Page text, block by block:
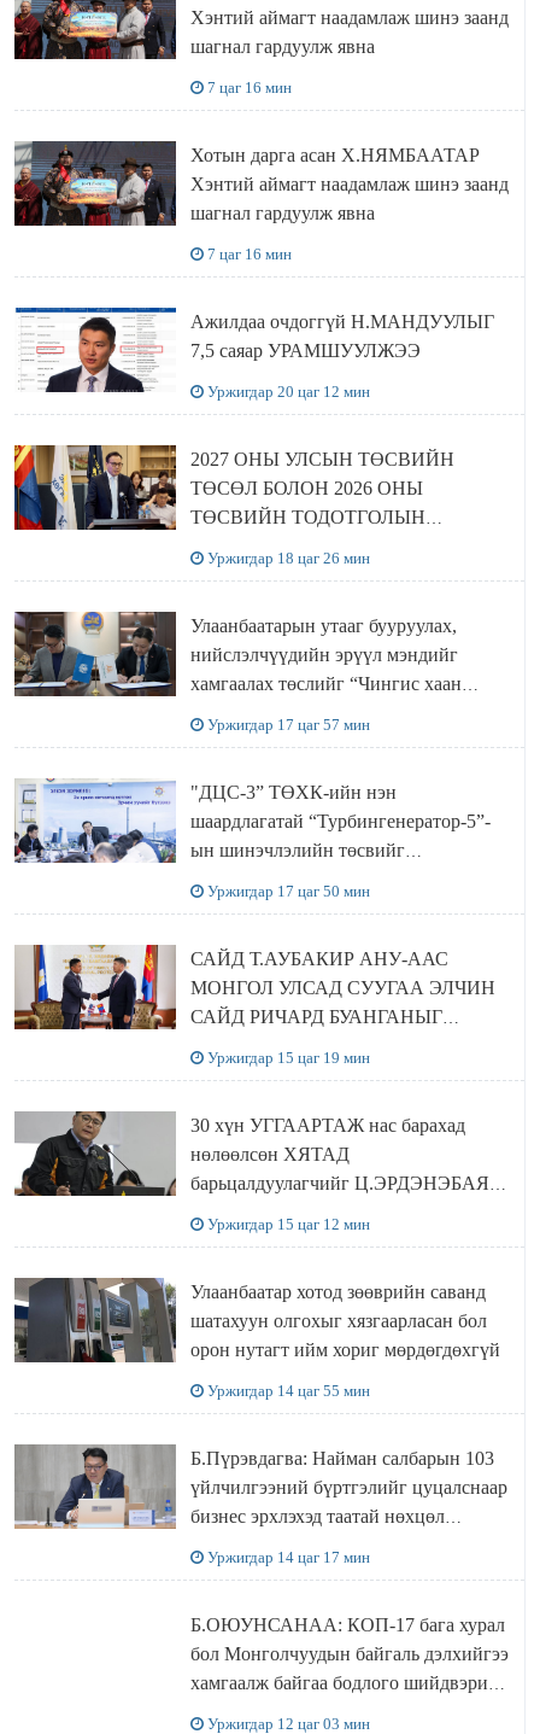
Хэнтий аймагт наадамлаж шинэ заанд
шагнал гардуулж явна
7 цаг 16 мин
Хотын дарга асан Х.НЯМБААТАР
Хэнтий аймагт наадамлаж шинэ заанд
шагнал гардуулж явна
7 цаг 16 мин
Ажилдаа очдоггүй Н.МАНДУУЛЫГ
7,5 саяар УРАМШУУЛЖЭЭ
Уржигдар 20 цаг 12 мин
2027 ОНЫ УЛСЫН ТӨСВИЙН
ТӨСӨЛ БОЛОН 2026 ОНЫ
ТӨСВИЙН ТОДОТГОЛЫН
Уржигдар 18 цаг 26 мин
Улаанбаатарын утааг бууруулах,
нийслэлчүүдийн эрүүл мэндийг
хамгаалах төслийг “Чингис хаан
Уржигдар 17 цаг 57 мин
"ДЦС-3” ТӨХК-ийн нэн
шаардлагатай “Турбингенератор-5”-
ын шинэчлэлийн төсвийг
Уржигдар 17 цаг 50 мин
САЙД Т.АУБАКИР АНУ-ААС
МОНГОЛ УЛСАД СУУГАА ЭЛЧИН
САЙД РИЧАРД БУАНГАНЫГ
Уржигдар 15 цаг 19 мин
30 хүн УГГААРТАЖ нас барахад
нөлөөлсөн ХЯТАД
барьцалдуулагчийг Ц.ЭРДЭНЭБАЯР
Уржигдар 15 цаг 12 мин
Улаанбаатар хотод зөөврийн саванд
шатахуун олгохыг хязгаарласан бол
орон нутагт ийм хориг мөрдөгдөхгүй
Уржигдар 14 цаг 55 мин
Б.Пүрэвдагва: Найман салбарын 103
үйлчилгээний бүртгэлийг цуцалснаар
бизнес эрхлэхэд таатай нөхцөл
Уржигдар 14 цаг 17 мин
Б.ОЮУНСАНАА: КОП-17 бага хурал
бол Монголчуудын байгаль дэлхийгээ
хамгаалж байгаа бодлого шийдвэрийг
Уржигдар 12 цаг 03 мин